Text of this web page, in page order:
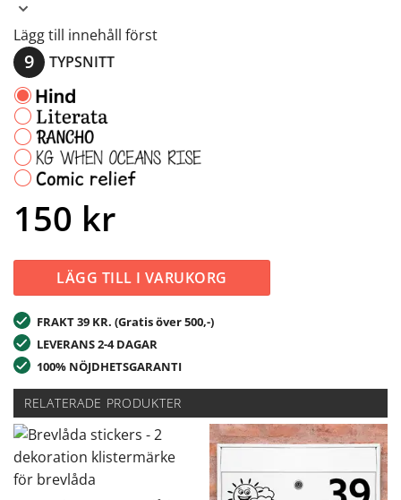
Lägg till innehåll först
TYPSNITT
150 kr
LÄGG TILL I VARUKORG
FRAKT 39 KR. (Gratis över 500,-)
LEVERANS 2-4 DAGAR
100% NÖJDHETSGARANTI
RELATERADE PRODUKTER